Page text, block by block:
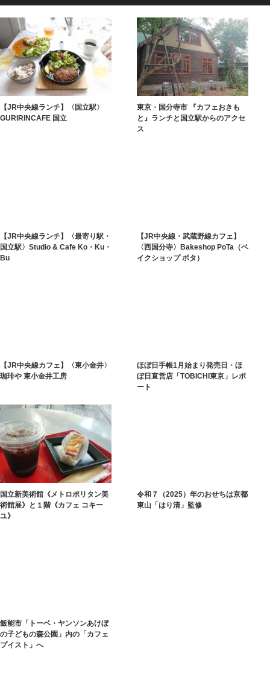
【JR中央線ランチ】〈国立駅〉
GURIRINCAFE 国立
東京・国分寺市 『カフェおきも
と』ランチと国立駅からのアクセ
ス
【JR中央線ランチ】〈最寄り駅・
国立駅〉Studio & Cafe Ko・Ku・
Bu
【JR中央線・武蔵野線カフェ】
〈西国分寺〉Bakeshop PoTa（ベ
イクショップ ポタ）
【JR中央線カフェ】〈東小金井〉
珈琲や 東小金井工房
ほぼ日手帳1月始まり発売日・ほ
ぼ日直営店「TOBICHI東京」レポ
ート
国立新美術館《メトロポリタン美
術館展》と１階《カフェ コキー
ユ》
令和７（2025）年のおせちは京都
東山「はり清」監修
飯能市「トーベ・ヤンソンあけぼ
の子どもの森公園」内の「カフェ
プイスト」へ